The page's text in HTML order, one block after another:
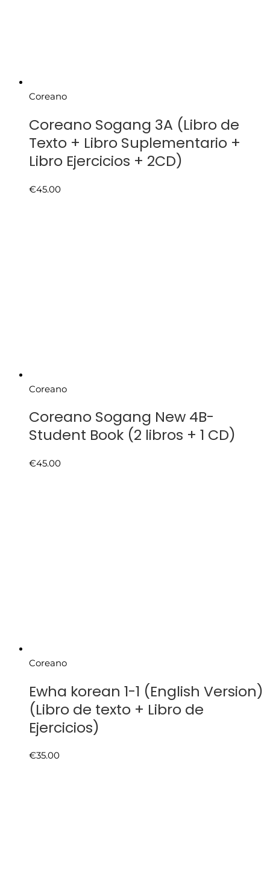
Coreano
Coreano Sogang 3A (Libro de
Texto + Libro Suplementario +
Libro Ejercicios + 2CD)
€45.00
Coreano
Coreano Sogang New 4B-
Student Book (2 libros + 1 CD)
€45.00
Coreano
Ewha korean 1-1 (English Version)
(Libro de texto + Libro de
Ejercicios)
€35.00